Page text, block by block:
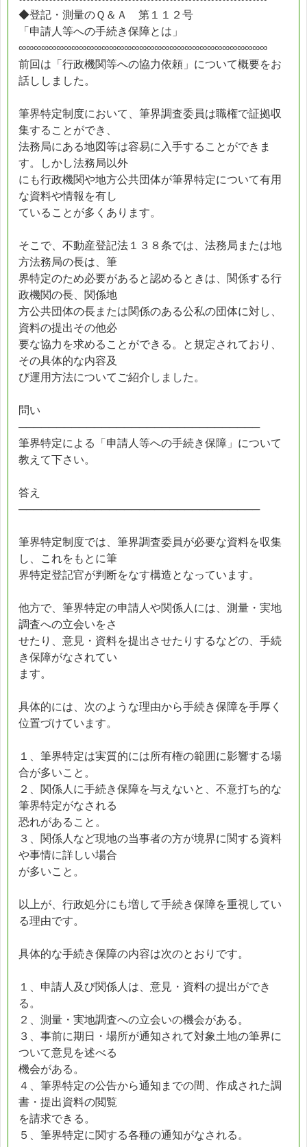
◆登記・測量のＱ＆Ａ 第１１２号
「申請人等への手続き保障とは」
∞∞∞∞∞∞∞∞∞∞∞∞∞∞∞∞∞∞∞∞∞∞∞∞∞∞∞∞∞∞∞∞∞
前回は「行政機関等への協力依頼」について概要をお
話ししました。
筆界特定制度において、筆界調査委員は職権で証拠収
集することができ、
法務局にある地図等は容易に入手することができま
す。しかし法務局以外
にも行政機関や地方公共団体が筆界特定について有用
な資料や情報を有し
ていることが多くあります。
そこで、不動産登記法１３８条では、法務局または地
方法務局の長は、筆
界特定のため必要があると認めるときは、関係する行
政機関の長、関係地
方公共団体の長または関係のある公私の団体に対し、
資料の提出その他必
要な協力を求めることができる。と規定されており、
その具体的な内容及
び運用方法についてご紹介しました。
問い
────────────────────────────────
筆界特定による「申請人等への手続き保障」について
教えて下さい。
答え
────────────────────────────────
筆界特定制度では、筆界調査委員が必要な資料を収集
し、これをもとに筆
界特定登記官が判断をなす構造となっています。
他方で、筆界特定の申請人や関係人には、測量・実地
調査への立会いをさ
せたり、意見・資料を提出させたりするなどの、手続
き保障がなされてい
ます。
具体的には、次のような理由から手続き保障を手厚く
位置づけています。
１、筆界特定は実質的には所有権の範囲に影響する場
合が多いこと。
２、関係人に手続き保障を与えないと、不意打ち的な
筆界特定がなされる
恐れがあること。
３、関係人など現地の当事者の方が境界に関する資料
や事情に詳しい場合
が多いこと。
以上が、行政処分にも増して手続き保障を重視してい
る理由です。
具体的な手続き保障の内容は次のとおりです。
１、申請人及び関係人は、意見・資料の提出ができ
る。
２、測量・実地調査への立会いの機会がある。
３、事前に期日・場所が通知されて対象土地の筆界に
ついて意見を述べる
機会がある。
４、筆界特定の公告から通知までの間、作成された調
書・提出資料の閲覧
を請求できる。
５、筆界特定に関する各種の通知がなされる。